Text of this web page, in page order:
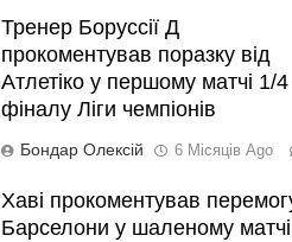
Тренер Боруссії Д
прокоментував поразку від
Атлетіко у першому матчі 1/4
фіналу Ліги чемпіонів
Бондар Олексій 6 Місяців Ago
Хаві прокоментував
Барселони у шаленому